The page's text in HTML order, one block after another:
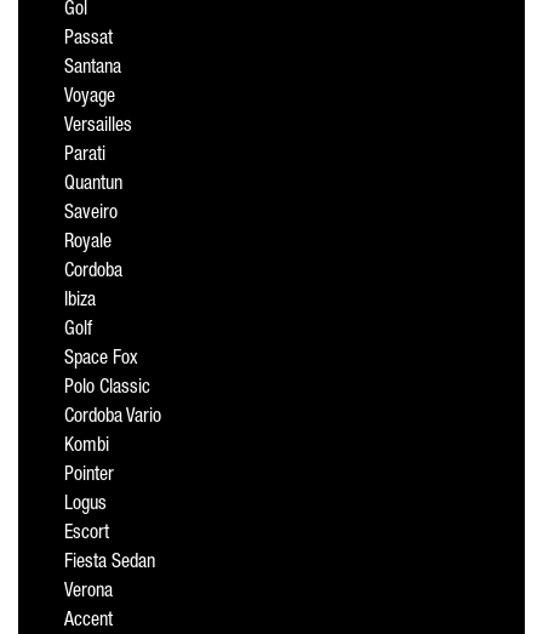
Gol
Passat
Santana
Voyage
Versailles
Parati
Quantun
Saveiro
Royale
Cordoba
Ibiza
Golf
Space Fox
Polo Classic
Cordoba Vario
Kombi
Pointer
Logus
Escort
Fiesta Sedan
Verona
Accent